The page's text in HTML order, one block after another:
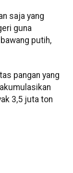
saja yang
guna
putih,
pangan yang
3,5 juta ton